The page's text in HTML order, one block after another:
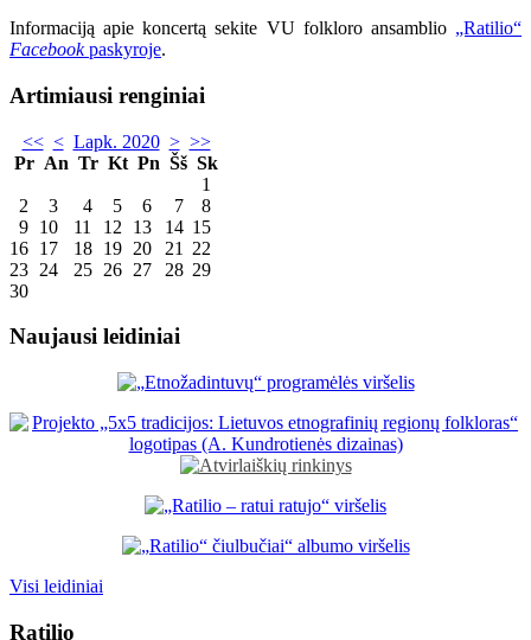
Informaciją apie koncertą sekite VU folkloro ansamblio „Ratilio“
Facebookpaskyroje.
Artimiausi renginiai
<< < Lapk. 2020 > >>
Pr An Tr Kt Pn Šš Sk
1
2
3 4 5 6 7
8
9 10 11 12 13 14 15
16 17 18 19 20 21
22
23 24 25 26 27 28 29
30
Naujausi leidiniai
Visi leidiniai
Ratilio